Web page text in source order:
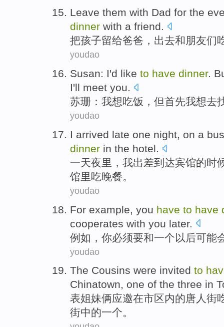
Leave them with Dad for the
dinner with a friend.
把孩子留给爸爸 ，出去和 朋友们
youdao
Susan: I'd like to have dinner.
I'll meet you.
苏珊 ： 我想吃饭 ， 但首先我想去
youdao
I arrived late one night, on a
dinner in the hotel.
一天夜里 ， 我出差到达宾馆的时
馆里吃晚餐。
youdao
For example you have to have
cooperates with you later.
例如 ， 你必须要和一个以后可能
youdao
The Cousins were invited to
Chinatown, one of the three in
表姐妹俩应邀在市区内的唐人街
街中的一个。